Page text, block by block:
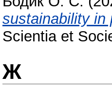
sustainability in
Scientia et
Ж